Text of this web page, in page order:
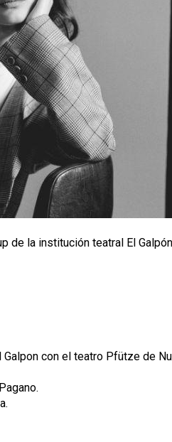
de la institución teatral El
con el teatro Pfütze de